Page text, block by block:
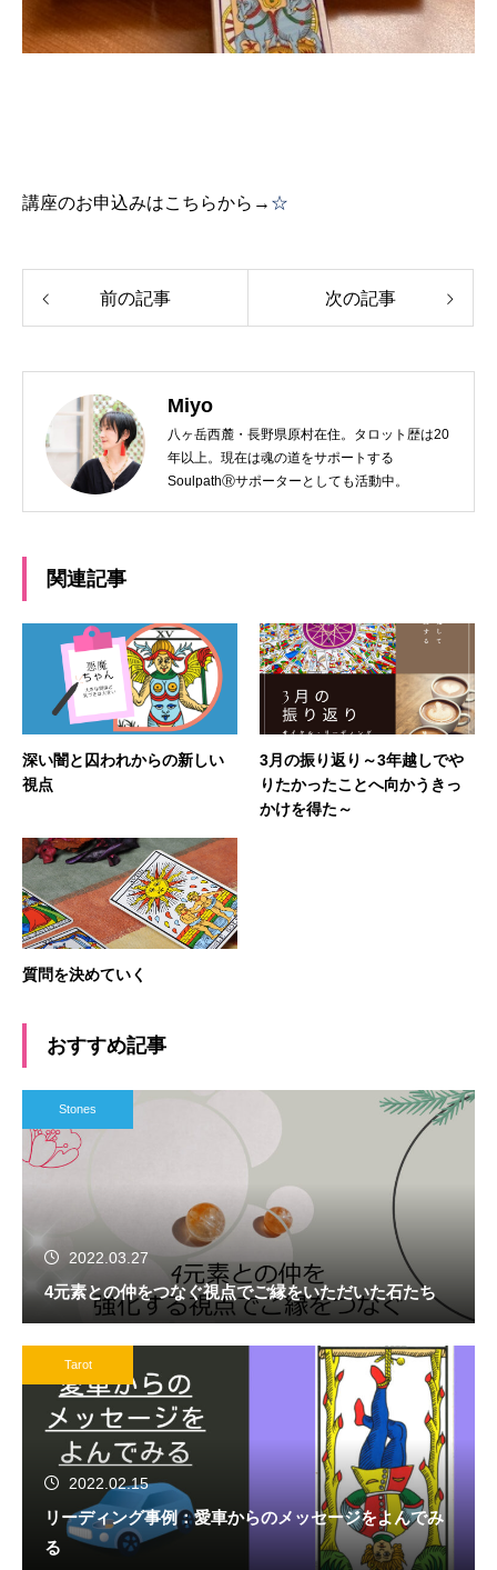
講座のお申込みはこちらから→ ☆
前の記事 次の記事
Miyo
八ヶ岳西麓・長野県原村在住。タロット歴は20
年以上。現在は魂の道をサポートする
SoulpathⓇサポーターとしても活動中。
関連記事
深い闇と囚われからの新しい
視点
3月の振り返り～3年越しでや
りたかったことへ向かうきっ
かけを得た～
質問を決めていく
おすすめ記事
Stones
2022.03.27
4元素との仲をつなぐ視点でご縁をいただいた石たち
Tarot
2022.02.15
リーディング事例：愛車からのメッセージをよんでみ
る